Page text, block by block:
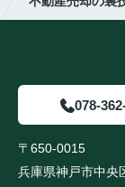
078-
〒650-0015
兵庫県神戸市中央